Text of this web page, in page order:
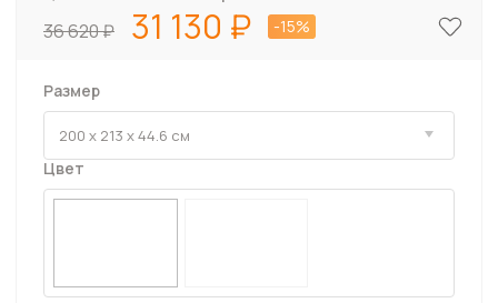
36 620 31 130 -15%
Размер
Цвет